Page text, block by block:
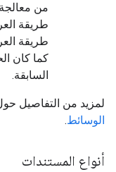
طريقة
طريقة
كما كان
السابقة.
لمزيد من التفاصيل
الوسائط.
أنواع المستندات